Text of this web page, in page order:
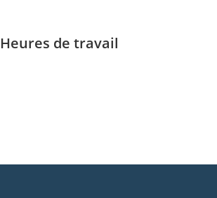
Heures de travail